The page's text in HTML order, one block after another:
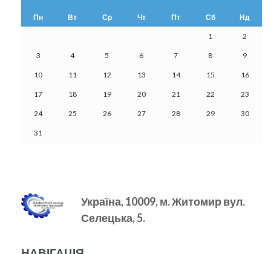
Пн Вт Ср Чт Пт Сб Нд
1 2
3 4 5 6 7 8 9
10 11 12 13 14 15 16
17 18 19 20 21 22 23
24 25 26 27 28 29 30
31
Україна, 10009, м.Житомир вул.
Селецька, 5.